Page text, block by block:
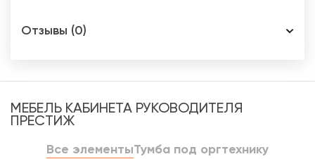
Отзывы (0)
МЕБЕЛЬ КАБИНЕТА РУКОВОДИТЕЛЯ
ПРЕСТИЖ
Все элементыТумба под оргтехнику